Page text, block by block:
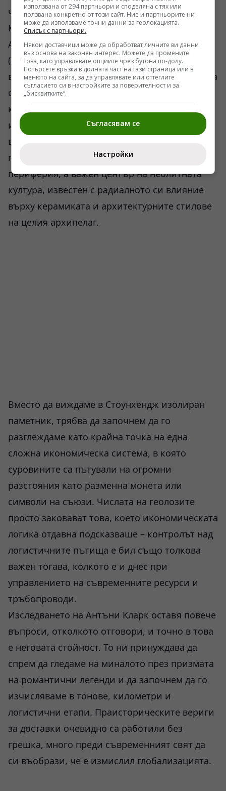
чистия прагматизъм, изборът на камък от
Кейтнес не може да бъде случаен. В Южна
Англия има предостатъчно местен пясъчник
(сарсен), от който са направени големите
външни трилити. Защо е било необходимо да
се носи точно този сиво-зелен блок от 700
километра? Отговорът вероятно се крие в
изградените вече търговски или културни
връзки по оста Север-Юг. Оркадският басейн
по онова време не е бил изолирана
периферия, а важен център на неолитната
култура, известен с радиалното си влияние
върху керамиката и архитектурните стилове
на целия архипелаг.
Вместо да виждаме в Стоунхендж изолиран
паметник, трябва да започнем да го
разглеждаме като крайна точка на една
сложна икономическа система, в която
суровините са пътували на огромни
разстояния като разменна монета или
символи на съюзи. Числата на геолозите
просто заковават това, което икономическата
логика отдавна подсказваше – контролът над
логистичните пътища е бил също толкова
важен тогава, колкото е и днес при
управлението на съвременните ресурси и
тръбопроводи.
Изследването на Антъни Кларк оставя повече
въпроси, отколкото отговори, и точно в това
е неговата стойност. То ни принуждава да
спрем да гледаме на миналото през призмата
на романтични легенди и да започнем да го
изчисляваме в тонове, километри и
логистични етапи. Праисторическите вериги
за доставки очевидно са работили без
грешка, много преди съвременният свят да
си въобрази, че е измислил глобализацията.
използвана от 294 партньори и споделяна с тях или
ползвана конкретно от този сайт. Ние и партньорите ни
може да използваме точни данни за геолокацията.
Списък с партньори.
Някои доставчици може да обработват личните ви данни
въз основа на законен интерес. Можете да промените
това, като управлявате опциите чрез бутона по-долу.
Потърсете връзка в долната част на тази страница или в
менюто на сайта, за да управлявате или оттеглите
съгласието си в настройките за поверителност и за
„бисквитките“.
Съгласявам се
Настройки